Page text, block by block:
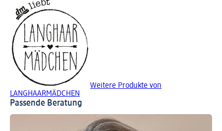
Weitere Produkte von
LANGHAARMÄDCHEN
Passende Beratung